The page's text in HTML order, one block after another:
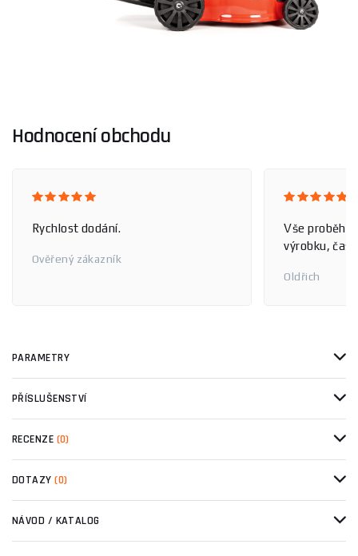
Hodnocení obchodu
Rychlost dodání.
Ověřený zákazník
Vše
výrobku, čas
Oldřich
PARAMETRY
PŘÍSLUŠENSTVÍ
RECENZE (0)
DOTAZY(0)
NÁVOD / KATALOG